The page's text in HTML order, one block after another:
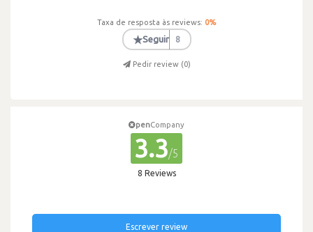
Taxa de resposta às reviews: 0%
★Seguir 8
Pedir review (0)
penCompany
3.3/5
8 Reviews
Escrever review